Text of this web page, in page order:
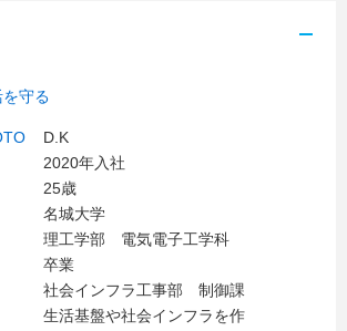
守る
D.K
2020年入社
25歳
名城大学
理工学部 電気電子工学科
卒業
社会インフラ工事部 制御課
生活基盤や社会インフラを作